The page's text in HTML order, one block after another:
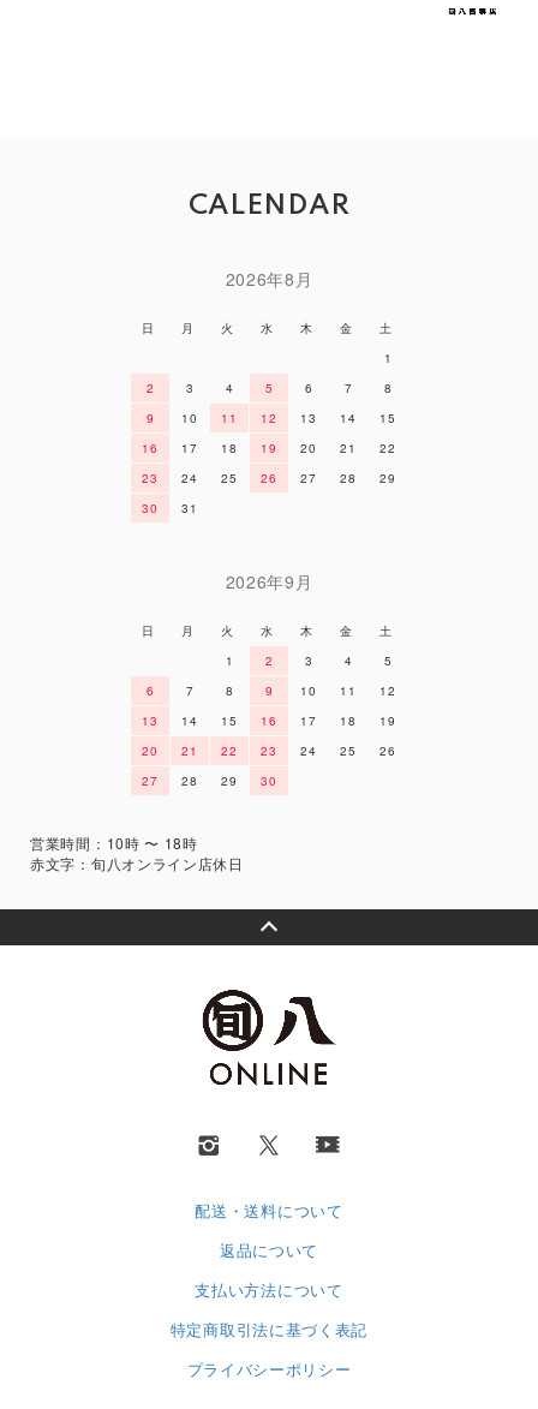
CALENDAR
2026年8月
日 月 火 水 木 金
土
1
2
3 4 5 6 7
8
9
10 11 12 13 14
15
16
17 18 19 20 21
22
23
24 25 26 27 28
29
30
31
2026年9月
日 月 火 水 木 金
土
1
2 3 4
5
6
7 8 9 10 11
12
13
14 15 16 17 18
19
20
21 22 23 24 25
26
27
28 29 30
営業時間：10時 〜 18時
赤文字：旬八オンライン店休日
配送・送料について
返品について
支払い方法について
特定商取引法に基づく表記
プライバシーポリシー